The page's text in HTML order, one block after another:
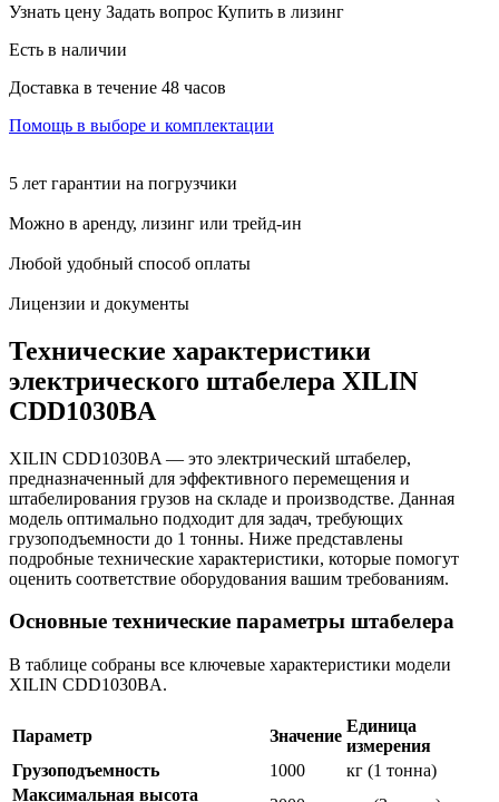
Узнать цену Задать вопрос Купить в лизинг
Есть в наличии
Доставка в течение 48 часов
Помощь в выборе и комплектации
5 лет гарантии на погрузчики
Можно в аренду, лизинг или трейд-ин
Любой удобный способ оплаты
Лицензии и документы
Технические характеристики
электрического штабелера XILIN
CDD1030BA
XILIN CDD1030BA — это электрический штабелер,
предназначенный для эффективного перемещения и
штабелирования грузов на складе и производстве. Данная
модель оптимально подходит для задач, требующих
грузоподъемности до 1 тонны. Ниже представлены
подробные технические характеристики, которые помогут
оценить соответствие оборудования вашим требованиям.
Основные технические параметры штабелера
В таблице собраны все ключевые характеристики модели
XILIN CDD1030BA.
Параметр Значение
Единица
измерения
Грузоподъемность
1000
кг (1 тонна)
Максимальная высота